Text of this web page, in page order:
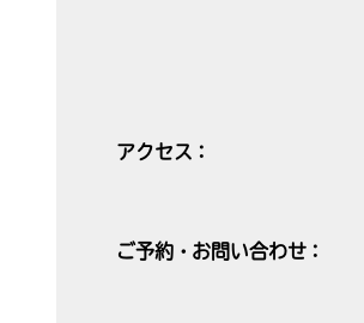
アクセス：
ご予約・お問い合わせ：